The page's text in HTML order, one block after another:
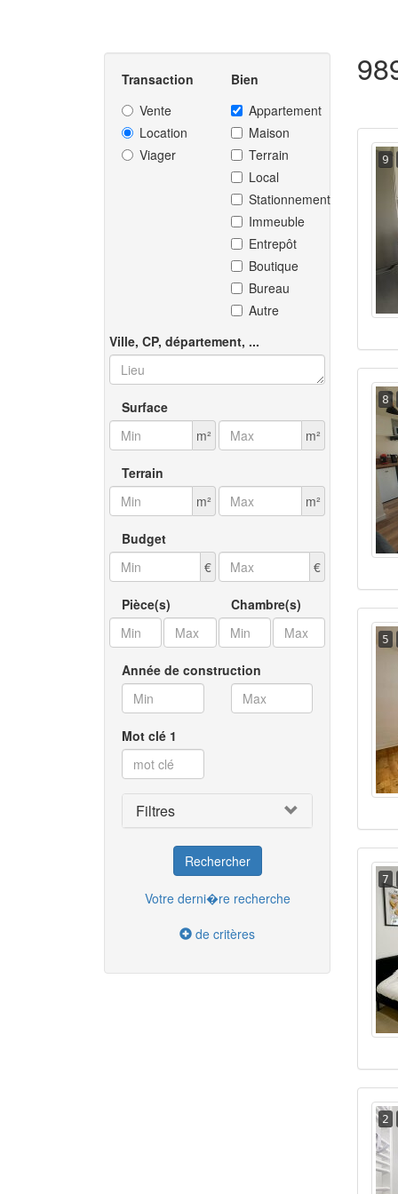
Transaction
Vente
Location
Viager
Bien
Appartement
Maison
Terrain
Local
Stationnement
Immeuble
Entrepôt
Boutique
Bureau
Autre
Ville, CP, département, ...
Surface
m²
m²
Terrain
m²
m²
Budget
€
€
Pièce(s) Chambre(s)
Année de construction
Mot clé 1
Filtres
Votre derni�re recherche
de critères
9
8
5
7
2